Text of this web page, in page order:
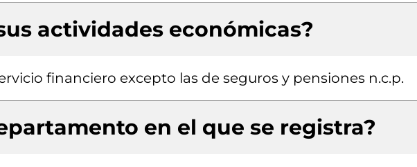
actividades económicas?
financiero excepto las de seguros y pensiones n.c.p.
en el que se registra?